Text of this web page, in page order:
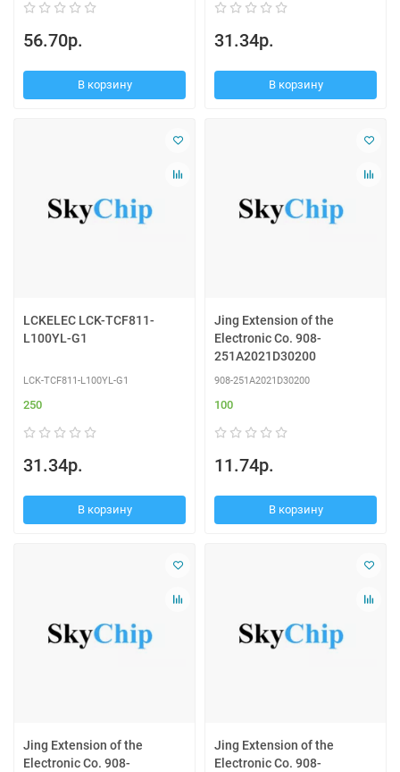
56.70р.
В корзину
31.34р.
В корзину
LCKELEC LCK-TCF811-
L100YL-G1
LCK-TCF811-L100YL-G1
250
31.34р.
В корзину
Jing Extension of the
Electronic Co. 908-
251A2021D30200
908-251A2021D30200
100
11.74р.
В корзину
Jing Extension of the
Electronic Co. 908-
Jing Extension of the
Electronic Co. 908-